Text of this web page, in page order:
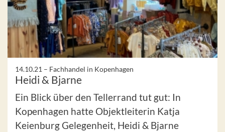
14.10.21 – Fachhandel in Kopenhagen
Heidi & Bjarne
Ein Blick über den Tellerrand tut gut: In
Kopenhagen hatte Objektleiterin Katja
Keienburg Gelegenheit, Heidi & Bjarne